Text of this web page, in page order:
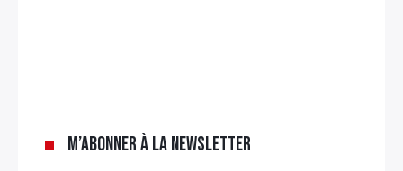
M’abonner à la newsletter